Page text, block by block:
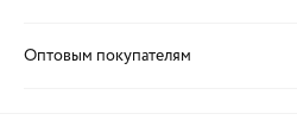
Оптовым покупателям